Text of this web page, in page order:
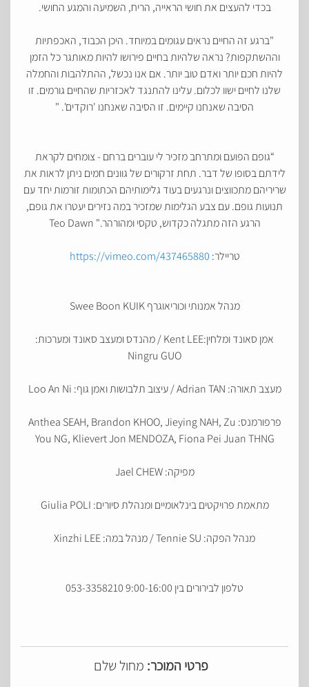
בכדי להעצים את חושי הראייה, הריח, השמיעה והמגע החושי.
"ברגע זה החיים נראים עגומים במיוחד. היכן הכבוד, האכפתיות
וההשתקפות? נראה שלהיות בחיים פירושו להיות מאותגר כל הזמן
להיות חכם יותר ואדם טוב יותר. אם אנו נכשל, ההתלהבות והחמלה
שלנו לחיים ישוו לכלום. עלינו להתנגד לאכזריות שהחיים גורמים. זו
הסיבה שאנחנו קיימים. זו הסיבה שאנחנו 'רוקדים'. "
“גופם הפועם ומתרחב מזכיר לי עוברים ברחם - צומחים לקראת
לידתם בסופו של דבר. תחת זרקורים של גוונים חמים ניתן לראות את
שריריהם מתכווצים ונרגעים בעוד גלימותיהם הכתומות זורמות יחד עם
תנועות גופם. עם צבע הגלימות שמזכיר במה נזירים יעטרו את גופם,
הרגע הזה מתגלה כקדוש, טקסי ומהורהר." Teo Dawn
טריילר: https://vimeo.com/437465880
מנהל אמנותי וכוריאוגרף Swee Boon KUIK
אמן סאונד ומלחין:Kent LEE / מהנדס ומעצב סאונד ומערכות:
Ningru GUO
מעצב תאורה: Adrian TAN / עיצוב תלבושות ואמן גוף: Loo An Ni
פרפורמנס: Anthea SEAH, Brandon KHOO, Jieying NAH, Zu
You NG, Klievert Jon MENDOZA, Fiona Pei Juan THNG
מפיקה: Jael CHEW
מתאמת פרויקטים בינלאומיים ומנהלת סיורים: Giulia POLI
מנהל הפקה: Tennie SU / מנהל במה: Xinzhi LEE
טלפון לבירורים בין 9:00-16:00 053-3358210
פרטי המוכר: מחול שלם